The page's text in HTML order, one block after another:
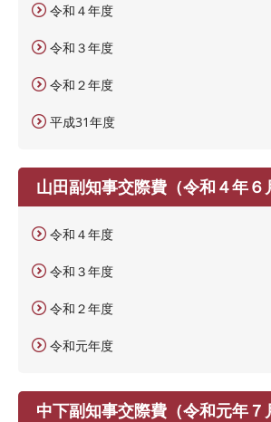
令和４年度
令和３年度
令和２年度
平成31年度
山田副知事交際費（令和４年６
令和４年度
令和３年度
令和２年度
令和元年度
中下副知事交際費（令和元年７